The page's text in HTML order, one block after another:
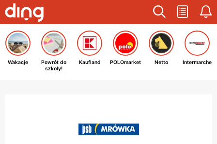
Wakacje
Powrót do
szkoły!
Kaufland POLOmarket Netto Intermarche